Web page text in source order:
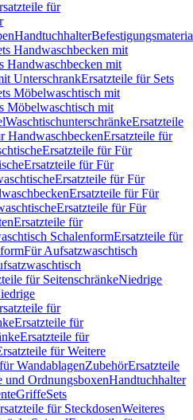
für
Handtuchhalter
Handwaschbecken mit
Handwaschbecken mit
UnterschrankErsatzteile für Sets
Möbelwaschtisch mit
Möbelwaschtisch mit
WaschtischunterschränkeErsatzteile
HandwaschbeckenErsatzteile für
Ersatzteile für Für
Ersatzteile für Für
Ersatzteile für Für
Ersatzteile für Für
Ersatzteile für Für
Ersatzteile für
SchalenformErsatzteile für
Für Aufsatzwaschtisch
für SeitenschränkeNiedrige
für
Ersatzteile für
Ersatzteile für
für Weitere
WandablagenZubehörErsatzteile
und OrdnungsboxenHandtuchhalter
GriffeSets
für SteckdosenWeiteres